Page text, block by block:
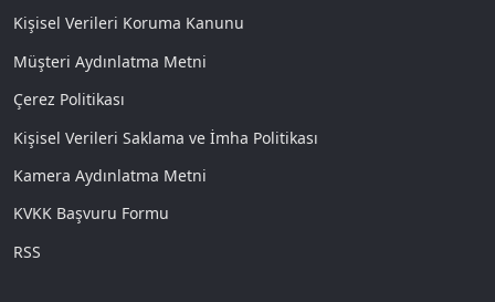
Kişisel Verileri Koruma Kanunu
Müşteri Aydınlatma Metni
Çerez Politikası
Kişisel Verileri Saklama ve İmha Politikası
Kamera Aydınlatma Metni
KVKK Başvuru Formu
RSS